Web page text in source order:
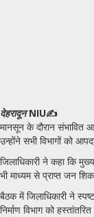
देहरादूनNIU✍️
मानसून के दौरान संभावित
उन्होंने सभी विभागों को
जिलाधिकारी ने कहा कि
भी माध्यम से प्राप्त जन
बैठक में जिलाधिकारी ने
निर्माण विभाग को